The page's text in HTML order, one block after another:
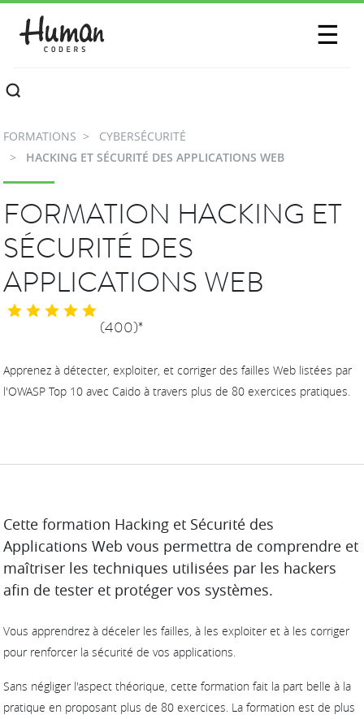
☰
CONTACTEZ-NOUS
FORMATIONS
CYBERSÉCURITÉ
HACKING ET SÉCURITÉ DES APPLICATIONS WEB
FORMATION HACKING ET
SÉCURITÉ DES
APPLICATIONS WEB
(400)*
Apprenez à détecter, exploiter, et corriger des failles Web listées par
l'OWASP Top 10 avec Caido à travers plus de 80 exercices pratiques.
DESCRIPTION
Cette formation Hacking et Sécurité des
Applications Web vous permettra de comprendre et
maîtriser les techniques utilisées par les hackers
afin de tester et protéger vos systèmes.
Vous apprendrez à déceler les failles, à les exploiter et à les corriger
pour renforcer la sécurité de vos applications.
Sans négliger l'aspect théorique, cette formation fait la part belle à la
pratique en proposant plus de 80 exercices. La formation est de plus